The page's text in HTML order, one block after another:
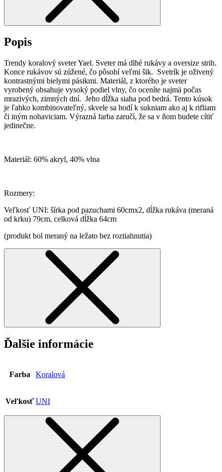
Popis
Trendy koralový sveter Yael. Sveter má dlhé rukávy a oversize strih.
Konce rukávov sú zúžené, čo pôsobí veľmi šik. Svetrík je oživený
kontrastnými bielymi pásikmi. Materiál, z ktorého je sveter
vyrobený obsahuje vysoký podiel vlny, čo oceníte najmä počas
mrazivých, zimných dní. Jeho dĺžka siaha pod bedrá. Tento kúsok
je ľahko kombinovateľný, skvele sa hodí k sukniam ako aj k rifliam
či iným nohaviciam. Výrazná farba zaručí, že sa v ňom budete cítiť
jedinečne.
Materiál: 60% akryl, 40% vlna
Rozmery:
Veľkosť UNI: šírka pod pazuchami 60cmx2, dĺžka rukáva (meraná
od krku) 79cm, celková dĺžka 64cm
(produkt bol meraný na ležato bez roztiahnutia)
Ďalšie informácie
Farba Koralová
Veľkosť UNI